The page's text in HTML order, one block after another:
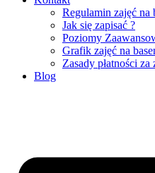
Regulamin zajęć na
Jak się zapisać ?
Poziomy
Grafik zajęć na
Zasady płatności za
Blog